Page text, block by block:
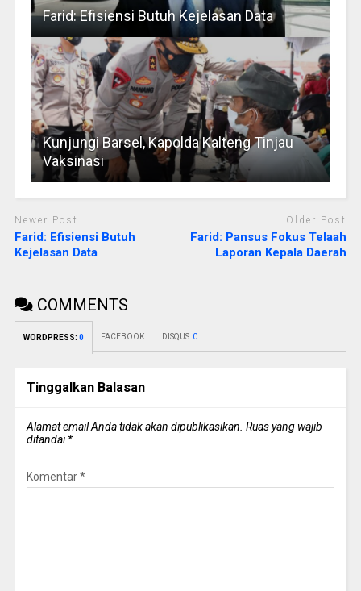
Farid: Efisiensi Butuh Kejelasan Data
Kunjungi Barsel, Kapolda Kalteng Tinjau
Vaksinasi
Newer Post
Farid: Efisiensi Butuh
Kejelasan Data
Older Post
Farid: Pansus Fokus Telaah
Laporan Kepala Daerah
COMMENTS
WORDPRESS: 0 FACEBOOK: DISQUS: 0
Tinggalkan Balasan
Alamat email Anda tidak akan dipublikasikan. Ruas yang wajib
ditandai*
Komentar*